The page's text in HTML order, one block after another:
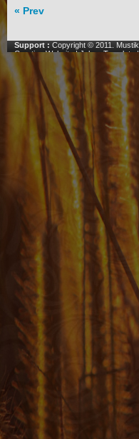
« Prev
Support : Copyright © 2011.
Creating Website|Johny Template